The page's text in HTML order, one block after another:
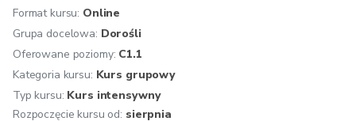
rozpoznawanie ironii w wyrażeniach i wypowiedziach,
prowadzenie prywatnej korespondencji,
pisanie krótkich artykułów prasowych,
wygłaszanie krótkich wykładów,
rozróżnianie intonacji czasowników rozdzielnych i
nierozdzielnych.
Format kursu: Online
Grupa docelowa: Dorośli
Oferowane poziomy: C1.1
Kategoria kursu: Kurs grupowy
Typ kursu: Kurs intensywny
Rozpoczęcie kursu od: sierpnia